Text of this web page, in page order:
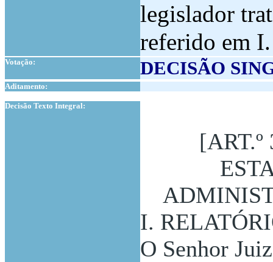
legislador
referido em
Votação: DECISÃO
Aditamento:
Decisão Texto Integral:
[ART.º
I.
O Senhor